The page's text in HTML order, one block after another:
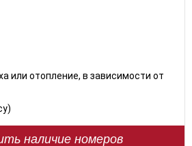
или отопление, в зависимости от
наличие номеров